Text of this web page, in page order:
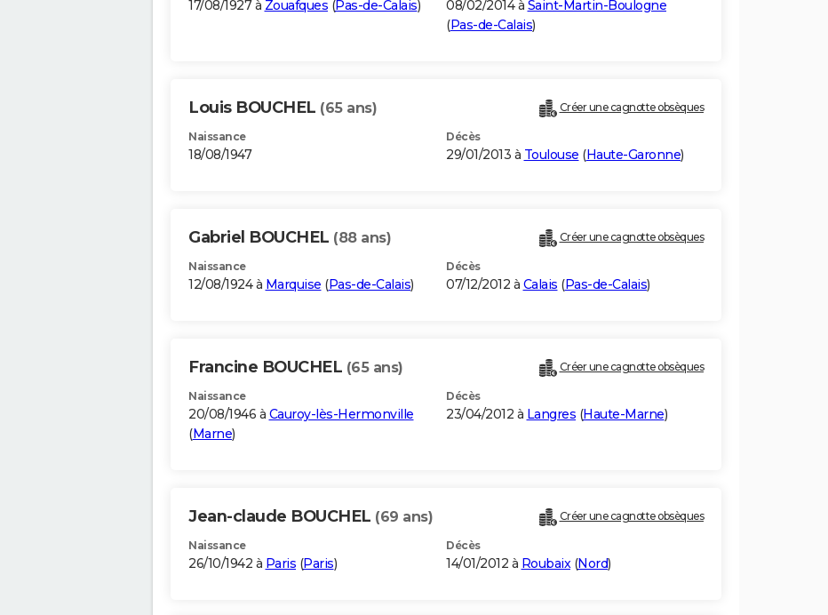
17/08/1927 à Zouafques (Pas-de-Calais) 08/02/2014 à Saint-Martin-Boulogne
(Pas-de-Calais)
Louis BOUCHEL (65 ans) Créer une cagnotte obsèques
Naissance
18/08/1947
Décès
29/01/2013 à Toulouse (Haute-Garonne)
Gabriel BOUCHEL (88 ans) Créer une cagnotte obsèques
Naissance
12/08/1924 à Marquise (Pas-de-Calais)
Décès
07/12/2012 à Calais (Pas-de-Calais)
Francine BOUCHEL (65 ans) Créer une cagnotte obsèques
Naissance
20/08/1946 à Cauroy-lès-Hermonville
(Marne)
Décès
23/04/2012 à Langres (Haute-Marne)
Jean-claude BOUCHEL (69 ans) Créer une cagnotte obsèques
Naissance
26/10/1942 à Paris (Paris)
Décès
14/01/2012 à Roubaix(Nord)